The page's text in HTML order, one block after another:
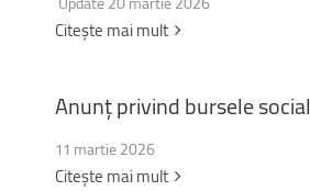
Citește mai mult
Anunțprivindbursele
11 martie 2026
Citește mai mult